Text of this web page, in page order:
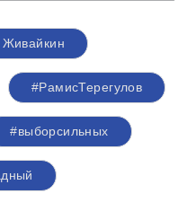
Живайкин
#РамисТерегулов
#выборсильных